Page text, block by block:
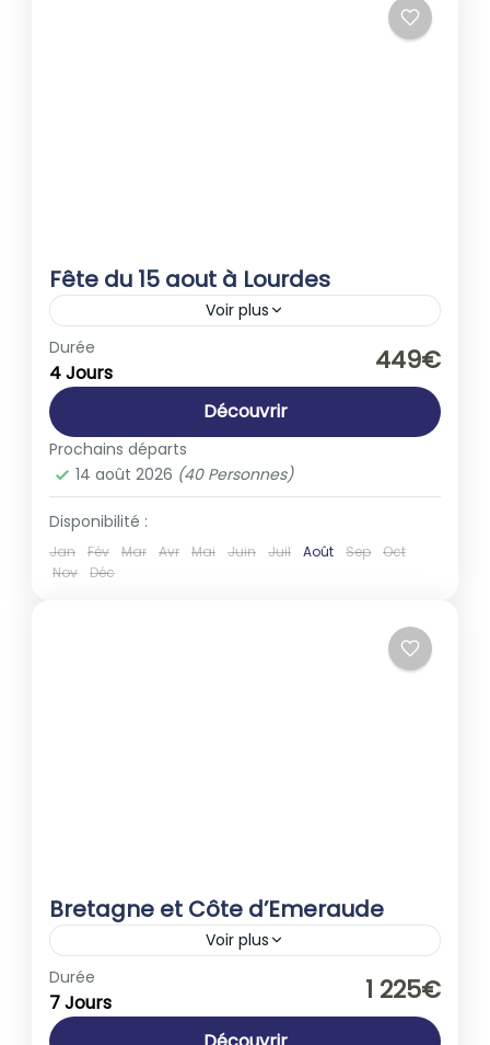
Fête du 15 aout à Lourdes
Voir plus
Europe
1-40 People
Durée
4 Jours 449€
Découvrir
Prochains départs
14 août 2026 (40 Personnes)
Disponibilité :
Jan Fév Mar Avr Mai Juin Juil Août Sep
Oct
Nov
Déc
Bretagne et Côte d’Emeraude
Voir plus
Europe
1-40 People
Durée
7 Jours 1 225€